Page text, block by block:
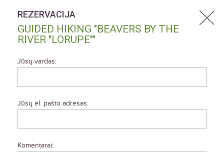
REZERVACIJA
GUIDED HIKING "BEAVERS BY THE
RIVER "LORUPE""
Jūsų vardas:
Jūsų el. pašto adresas:
Komentarai: